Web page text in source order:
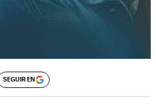
SEGUIR EN